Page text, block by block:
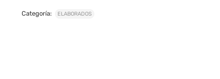
Categoría: ELABORADOS